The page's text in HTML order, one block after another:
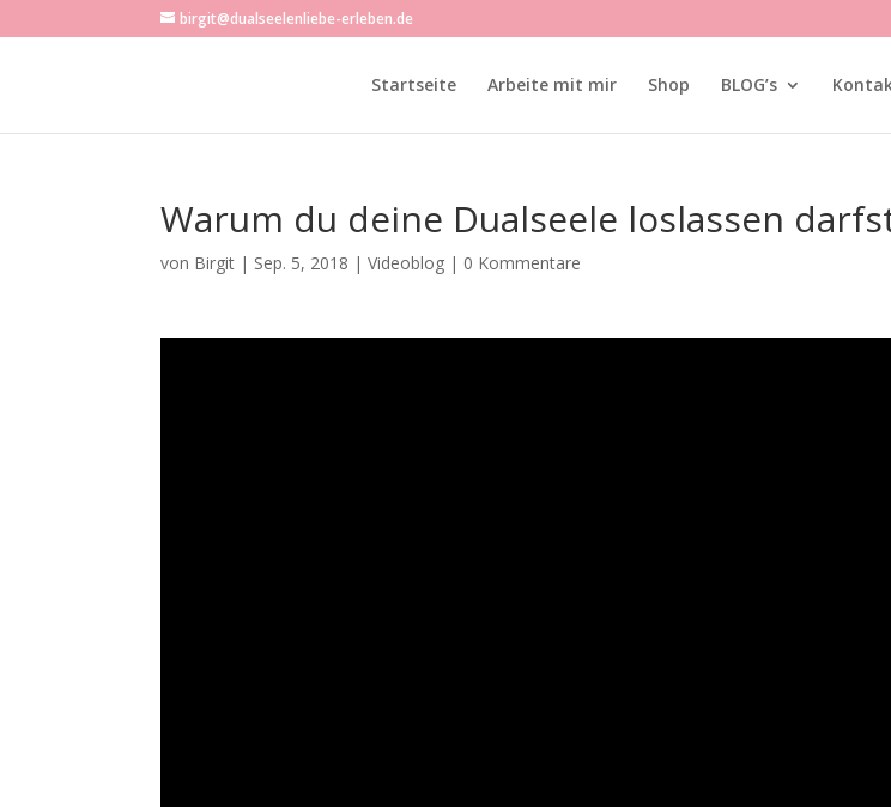
birgit@dualseelenliebe-erleben.de
Startseite Arbeite mit mir Shop BLOG’s
Warum du deine Dualseele loslassen
von Birgit | Sep. 5, 2018 |Videoblog | 0 Kommentare